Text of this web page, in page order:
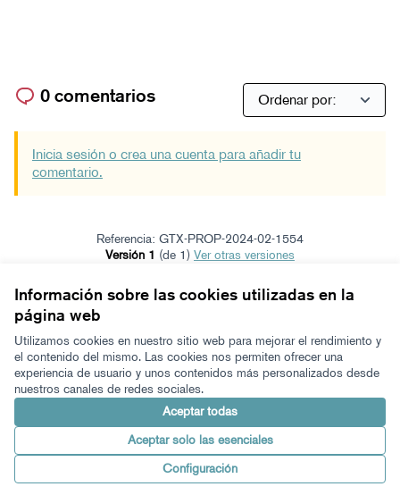
Información sobre las cookies utilizadas en la
página web
Utilizamos cookies en nuestro sitio web para mejorar el rendimiento y
el contenido del mismo. Las cookies nos permiten ofrecer una
experiencia de usuario y unos contenidos más personalizados desde
nuestros canales de redes sociales.
Aceptar todas
Aceptar solo las esenciales
Configuración
0 comentarios
Inicia sesión o crea una cuenta para añadir tu
comentario.
Referencia: GTX-PROP-2024-02-1554
Versión 1 (de 1)
ver otras versiones
Términos y condiciones de uso
Configuración de cookies
Zeugaz en X
(Enlace externo)
Zeugaz en Facebook
(Enlace externo)
Zeugaz en Instagram
(Enlace externo)
Zeugaz en YouTube
(Enlace externo)
Zeugaz en GitHub
(Enlace externo)
Castellano
Aukeratu hizkuntzaElegir el idioma
Made with ❤️ Web creada con software libre.
Con
(Enlace